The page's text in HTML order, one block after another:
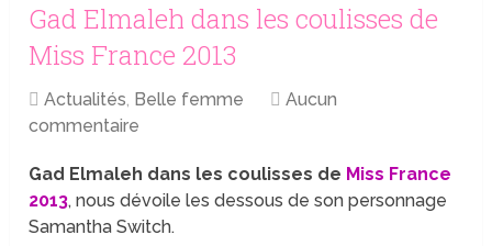
Gad Elmaleh dans les coulisses de
Miss France 2013
Actualités, Belle femme
Aucun
commentaire
Gad Elmaleh dans les coulisses de Miss France
2013, nous dévoile les dessous de son personnage
Samantha Switch.